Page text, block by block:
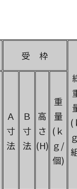
受 枠
(
Ａ
寸
法
Ｂ
寸
法
高
さ
(H)
重
量
(ｋ
ｇ/
個)